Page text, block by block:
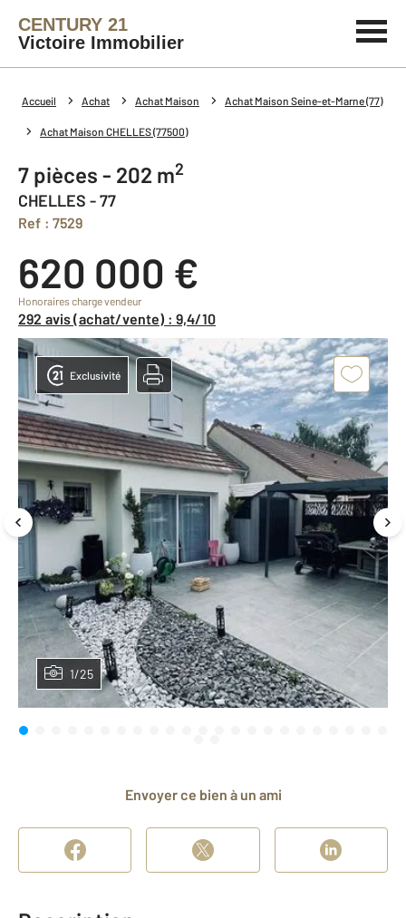
CENTURY 21
Victoire Immobilier
Accueil Achat Achat Maison Achat Maison Seine-et-Marne (77)
Achat Maison CHELLES (77500)
7 pièces - 202 m2
CHELLES - 77
Ref : 7529
620 000 €
Honoraires charge vendeur
292 avis (achat/vente) : 9,4/10
1/25
Exclusivité
Envoyer ce bien à un ami